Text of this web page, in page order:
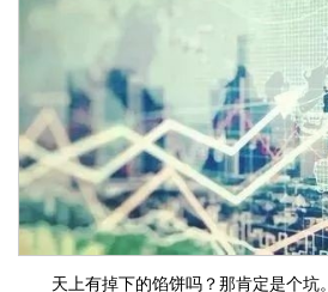
天上有掉下的馅饼吗？那肯定是个坑。